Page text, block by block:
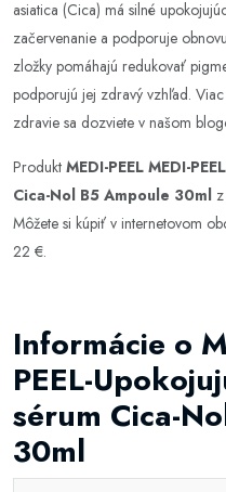
asiatica (Cica) má silné
začervenanie a podporuje
zložky pomáhajú redukovať
podporujú jej zdravý vzhľad.
zdravie sa dozviete v našom
Produkt MEDI-PEEL MEDI-
Cica-Nol B5 Ampoule 30ml
Môžete si kúpiť v internetovom
22 €.
Informácie o
PEEL-
sérum Cica-
30ml